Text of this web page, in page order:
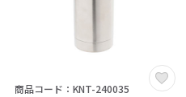
商品コード：KNT-240035